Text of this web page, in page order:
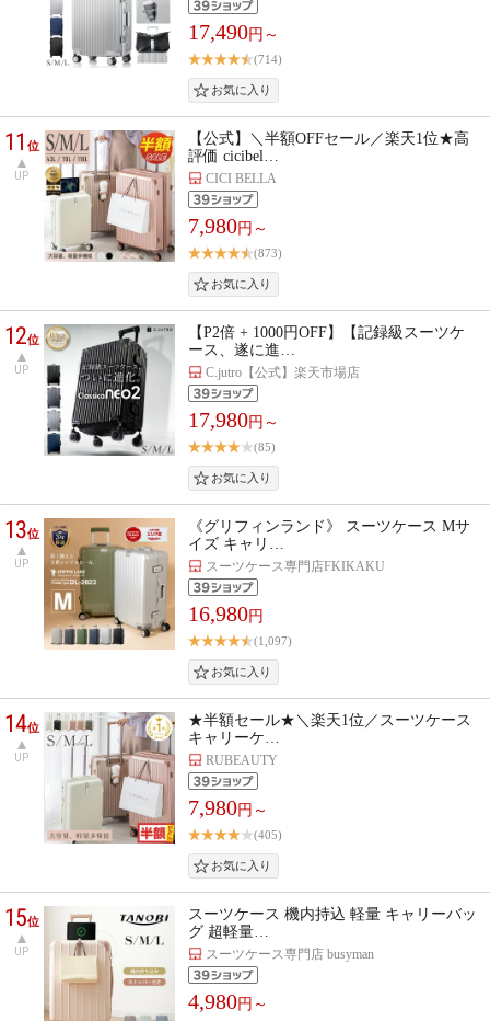
17,490円～
(714)
11位
UP
【公式】＼半額OFFセール／楽天1位★高
評価 cicibel…
CICI BELLA
7,980円～
(873)
12位
UP
【P2倍 + 1000円OFF】【記録級スーツケ
ース、遂に進…
C.jutro【公式】楽天市場店
17,980円～
(85)
13位
UP
《グリフィンランド》 スーツケース Mサ
イズ キャリ…
スーツケース専門店FKIKAKU
16,980円
(1,097)
14位
UP
★半額セール★＼楽天1位／スーツケース
キャリーケ…
RUBEAUTY
7,980円～
(405)
15位
UP
スーツケース 機内持込 軽量 キャリーバッ
グ 超軽量…
スーツケース専門店 busyman
4,980円～